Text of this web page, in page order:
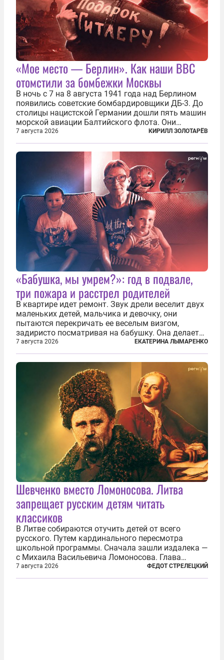
«Мое место — Берлин». Как наши ВВС
отомстили за бомбежки Москвы
В ночь с 7 на 8 августа 1941 года над Берлином
появились советские бомбардировщики ДБ-3. До
столицы нацистской Германии дошли пять машин
морской авиации Балтийского флота. Они
сбросили бомбы на город, который в тот момент
жил в полной уверенности, что война идет где-то
далеко на востоке, Красная...
7 августа 2026 КИРИЛЛ ЗОЛОТАРЁВ
«Бабушка, мы умрем?»: год в подвале,
три пожара и расстрел родителей
В квартире идет ремонт. Звук дрели веселит двух
маленьких детей, мальчика и девочку, они
пытаются перекричать ее веселым визгом,
задиристо посматривая на бабушку. Она делает
им замечание, но внуки чувствуют, что она
сердится невсерьез. И это правда: дрель, конечно,
сверлит противно, но всё...
7 августа 2026 ЕКАТЕРИНА ЛЫМАРЕНКО
Шевченко вместо Ломоносова. Литва
запрещает русским детям читать
классиков
В Литве собираются отучить детей от всего
русского. Путем кардинального пересмотра
школьной программы. Сначала зашли издалека —
с Михаила Васильевича Ломоносова. Глава
правительства Литвы Миндаугас Синкявичюс
предложил исключить его тексты из программ
7 августа 2026 ФЕДОТ СТРЕЛЕЦКИЙ